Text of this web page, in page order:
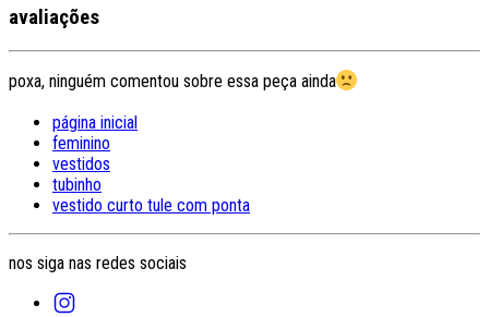
avaliações
poxa, ninguém comentou sobre essa peça ainda
página inicial
feminino
vestidos
tubinho
vestido curto tule com ponta
nos siga nas redes sociais